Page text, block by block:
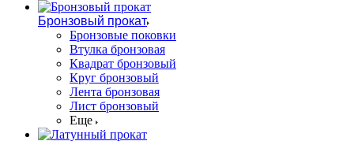
Бронзовый прокат
Бронзовые поковки
Втулка бронзовая
Квадрат бронзовый
Круг бронзовый
Лента бронзовая
Лист бронзовый
Еще